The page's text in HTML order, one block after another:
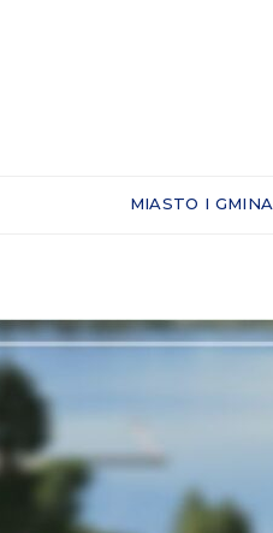
MIASTO I GMINA